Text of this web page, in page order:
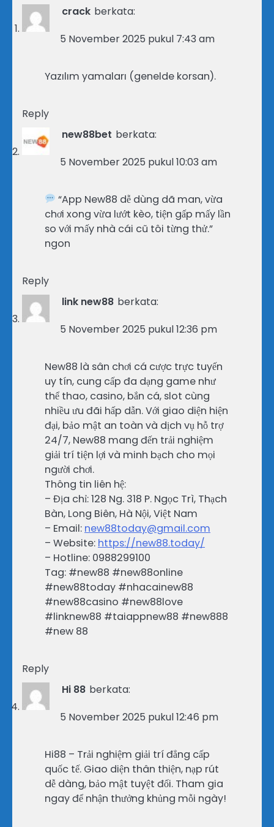
crack berkata:
5 November 2025 pukul 7:43 am
Yazılım yamaları (genelde korsan).
Reply
new88bet berkata:
5 November 2025 pukul 10:03 am
“App New88 dễ dùng dã man, vừa
chơi xong vừa lướt kèo, tiện gấp mấy lần
so với mấy nhà cái cũ tôi từng thử.”
ngon
Reply
link new88 berkata:
5 November 2025 pukul 12:36 pm
New88 là sân chơi cá cược trực tuyến
uy tín, cung cấp đa dạng game như
thể thao, casino, bắn cá, slot cùng
nhiều ưu đãi hấp dẫn. Với giao diện hiện
đại, bảo mật an toàn và dịch vụ hỗ trợ
24/7, New88 mang đến trải nghiệm
giải trí tiện lợi và minh bạch cho mọi
người chơi.
Thông tin liên hệ:
– Địa chỉ: 128 Ng. 318 P. Ngọc Trì, Thạch
Bàn, Long Biên, Hà Nội, Việt Nam
– Email: new88today@gmail.com
– Website: https://new88.today/
– Hotline: 0988299100
Tag: #new88 #new88online
#new88today #nhacainew88
#new88casino #new88love
#linknew88 #taiappnew88 #new888
#new 88
Reply
Hi 88 berkata:
5 November 2025 pukul 12:46 pm
Hi88 – Trải nghiệm giải trí đẳng cấp
quốc tế. Giao diện thân thiện, nạp rút
dễ dàng, bảo mật tuyệt đối. Tham gia
ngay để nhận thưởng khủng mỗi ngày!